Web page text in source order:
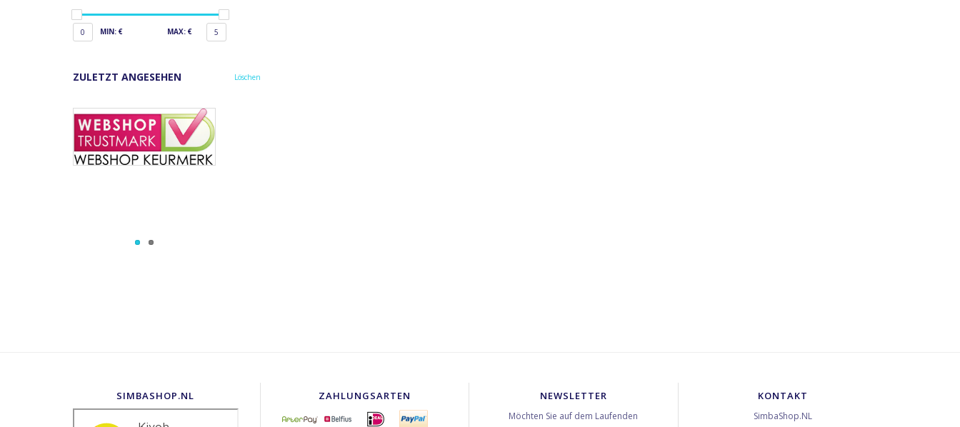
0 MIN: € MAX: € 5
ZULETZT ANGESEHEN Löschen
SIMBASHOP.NL ZAHLUNGSARTEN NEWSLETTER
Möchten Sie auf dem Laufenden
KONTAKT
SimbaShop.NL